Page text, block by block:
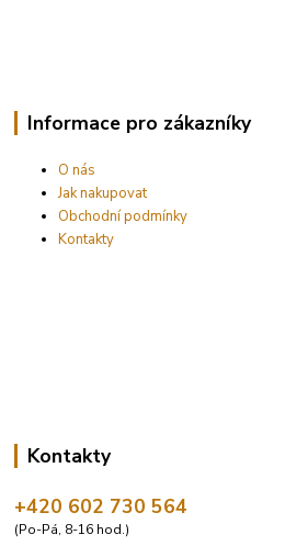
Informace pro zákazníky
O nás
Jak nakupovat
Obchodní podmínky
Kontakty
Kontakty
+420 602 730 564
(Po-Pá, 8-16 hod.)